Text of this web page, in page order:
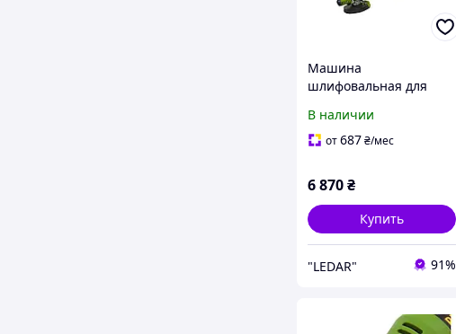
Машина
шлифовальная для
EX750 Шлифмашина с
телескопической
стен
В наличии
от687₴/мес
6 870₴
Купить
"LEDAR" 91%